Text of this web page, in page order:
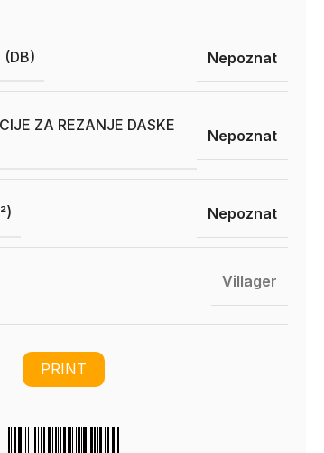
(DB) Nepoznat
ZA REZANJE DASKE
Nepoznat
Nepoznat
Villager
PRINT